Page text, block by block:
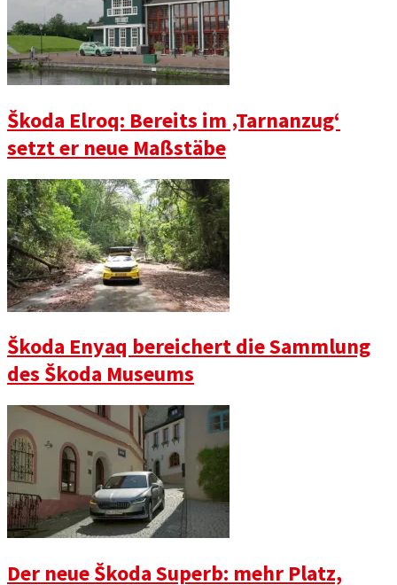
Škoda Elroq: Bereits im ‚Tarnanzug‘
setzt er neue Maßstäbe
Škoda Enyaq bereichert die Sammlung
des Škoda Museums
Der neue Škoda Superb: mehr Platz,